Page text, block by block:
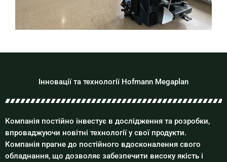
Інновації та технології Hofmann Megaplan
Компанія постійно інвестує в дослідження та розробки,
впроваджуючи новітні технології у свої продукти.
Компанія прагне до постійного вдосконалення свого
обладнання, що дозволяє забезпечити високу якість і